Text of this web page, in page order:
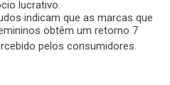
lucrativo.
indicam que as marcas que
obtêm um retorno 7
pelos consumidores.